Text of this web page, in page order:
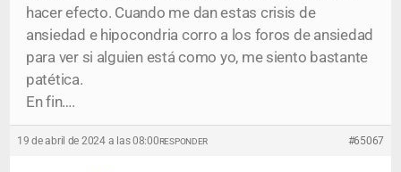
hacer efecto. Cuando me dan estas crisis de
ansiedad e hipocondria corro a los foros de ansiedad
para ver si alguien está como yo, me siento bastante
patética.
En fin….
19 de abril de 2024 a las 08:00 #65067
RESPONDER